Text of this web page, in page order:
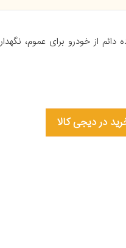
از خودرو برای عموم،
در دیجی کالا